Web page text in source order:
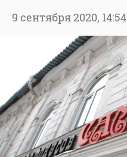
9 сентября 2020, 14:54